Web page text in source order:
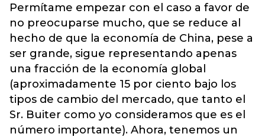
Permítame empezar con el caso a favor de
no preocuparse mucho, que se reduce al
hecho de que la economía de China, pese a
ser grande, sigue representando apenas
una fracción de la economía global
(aproximadamente 15 por ciento bajo los
tipos de cambio del mercado, que tanto el
Sr. Buiter como yo consideramos que es el
número importante). Ahora, tenemos un